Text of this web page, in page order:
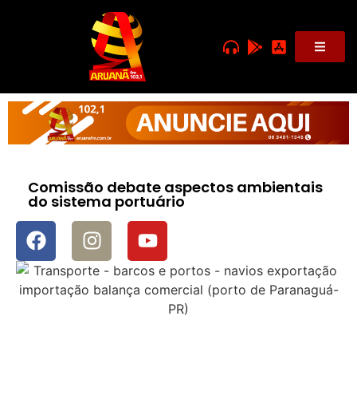
Comissão debate aspectos ambientais
do sistema portuário